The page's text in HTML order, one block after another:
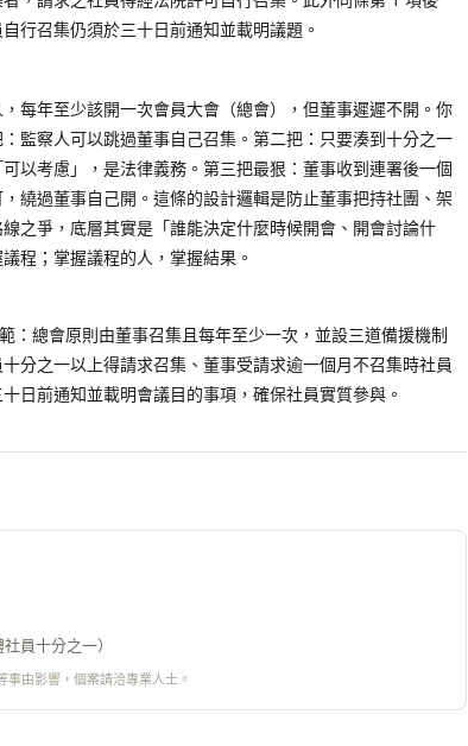
行召集仍須於三十日前通知並載明議題。
每年至少該開一次會員大會（總會），但董事遲遲不開。你
監察人可以跳過董事自己召集。第二把：只要湊到十分之一
以考慮」，是法律義務。第三把最狠：董事收到連署後一個
繞過董事自己開。這條的設計邏輯是防止董事把持社團、架
之爭，底層其實是「誰能決定什麼時候開會、開會討論什
程；掌握議程的人，掌握結果。
：總會原則由董事召集且每年至少一次，並設三道備援機制
之一以上得請求召集、董事受請求逾一個月不召集時社員
日前通知並載明會議目的事項，確保社員實質參與。
員十分之一）
由影響，個案請洽專業人士。